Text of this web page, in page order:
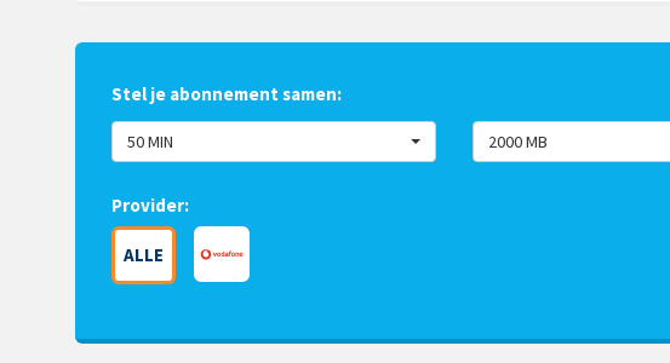
Stel je abonnement samen:
50 MIN 2000 MB
Provider:
ALLE